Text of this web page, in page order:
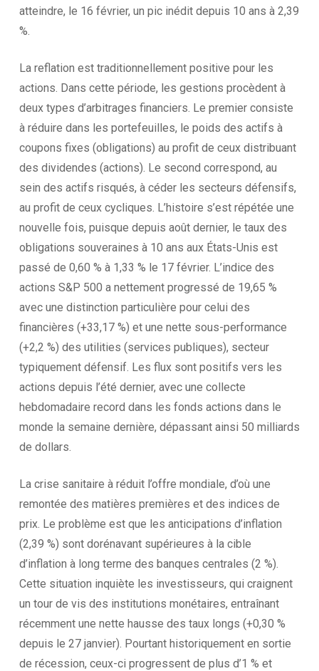
atteindre, le 16 février, un pic inédit depuis 10 ans à 2,39
%.
La reflation est traditionnellement positive pour les
actions. Dans cette période, les gestions procèdent à
deux types d’arbitrages financiers. Le premier consiste
à réduire dans les portefeuilles, le poids des actifs à
coupons fixes (obligations) au profit de ceux distribuant
des dividendes (actions). Le second correspond, au
sein des actifs risqués, à céder les secteurs défensifs,
au profit de ceux cycliques. L’histoire s’est répétée une
nouvelle fois, puisque depuis août dernier, le taux des
obligations souveraines à 10 ans aux États-Unis est
passé de 0,60 % à 1,33 % le 17 février. L’indice des
actions S&P 500 a nettement progressé de 19,65 %
avec une distinction particulière pour celui des
financières (+33,17 %) et une nette sous-performance
(+2,2 %) des utilities (services publiques), secteur
typiquement défensif. Les flux sont positifs vers les
actions depuis l’été dernier, avec une collecte
hebdomadaire record dans les fonds actions dans le
monde la semaine dernière, dépassant ainsi 50 milliards
de dollars.
La crise sanitaire à réduit l’offre mondiale, d’où une
remontée des matières premières et des indices de
prix. Le problème est que les anticipations d’inflation
(2,39 %) sont dorénavant supérieures à la cible
d’inflation à long terme des banques centrales (2 %).
Cette situation inquiète les investisseurs, qui craignent
un tour de vis des institutions monétaires, entraînant
récemment une nette hausse des taux longs (+0,30 %
depuis le 27 janvier). Pourtant historiquement en sortie
de récession, ceux-ci progressent de plus d’1 % et